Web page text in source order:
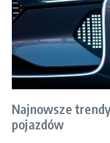
Najnowsze
pojazdów